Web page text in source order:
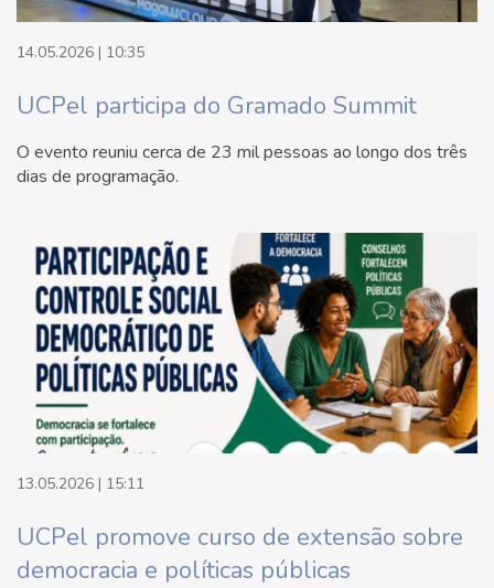
14.05.2026 | 10:35
UCPel participa do Gramado Summit
O evento reuniu cerca de 23 mil pessoas ao longo dos três
dias de programação.
13.05.2026 | 15:11
UCPel promove curso de extensão sobre
democracia e políticas públicas